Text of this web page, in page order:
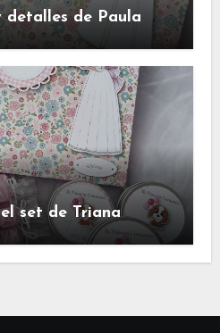
de Paula
set de Triana